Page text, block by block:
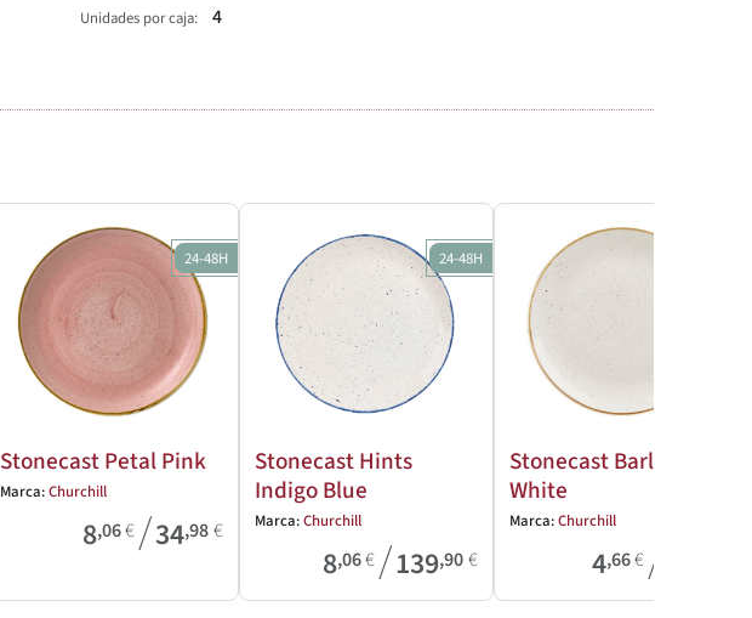
Unidades por caja 4
24-48H
Stonecast Petal Pink
Marca:Churchill
8,06€/34,98€
24-48H
Stonecast Hints
Indigo Blue
Marca:Churchill
8,06€/139,90€
Stonecast Barley
White
Marca:Churchill
4,66€/